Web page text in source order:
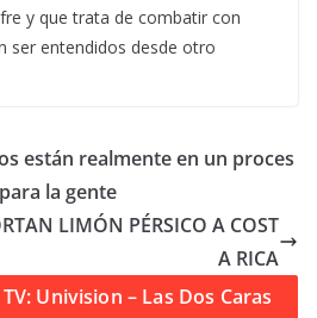
y que trata de combatir con
ser entendidos desde otro
están realmente en un proces
la gente
LIMÓN PÉRSICO A COST
A RICA
Univision – Las Dos Caras